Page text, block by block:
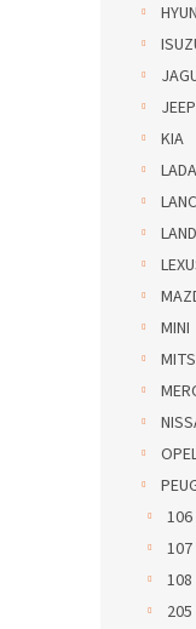
JEEP
KIA
LADA
MINI
106
107
108
205